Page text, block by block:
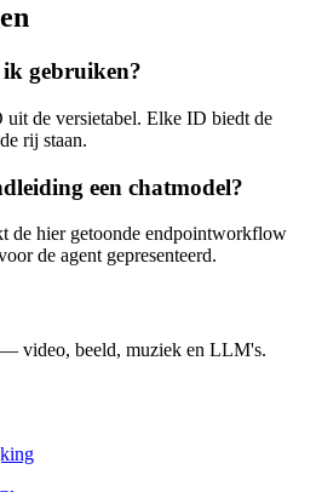
gebruiken?
uit de versietabel. Elke ID biedt de
rij staan.
een chatmodel?
de hier getoonde endpointworkflow
de agent gepresenteerd.
video, beeld, muziek en LLM's.